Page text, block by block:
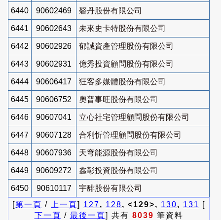
6440 90602469 砮丹股份有限公司
6441 90602643 未來史卡特股份有限公司
6442 90602926 郁誠資產管理股份有限公司
6443 90602931 億秀投資顧問股份有限公司
6444 90606417 狂客多媒體股份有限公司
6445 90606752 奧普事旺股份有限公司
6446 90607041 立心社宅管理顧問股份有限公司
6447 90607128 合利忻管理顧問股份有限公司
6448 90607936 天穹能源股份有限公司
6449 90609272 鑫彰投資股份有限公司
6450 90610117
宇馡股份有限公司
[第一頁 / 上一頁] 127, 128, <129>, 130, 131
[
下一頁 / 最後一頁] 共有 8039 筆資料